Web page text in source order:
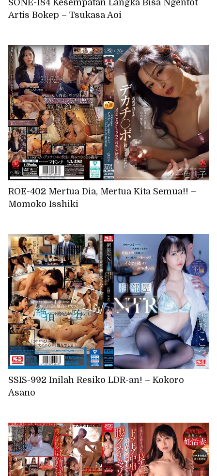
SONE-184 Kesempatan Langka Bisa Ngentot
Artis Bokep – Tsukasa Aoi
ROE-402 Mertua Dia, Mertua Kita Semua!! –
Momoko Isshiki
SSIS-992 Inilah Resiko LDR-an! – Kokoro
Asano